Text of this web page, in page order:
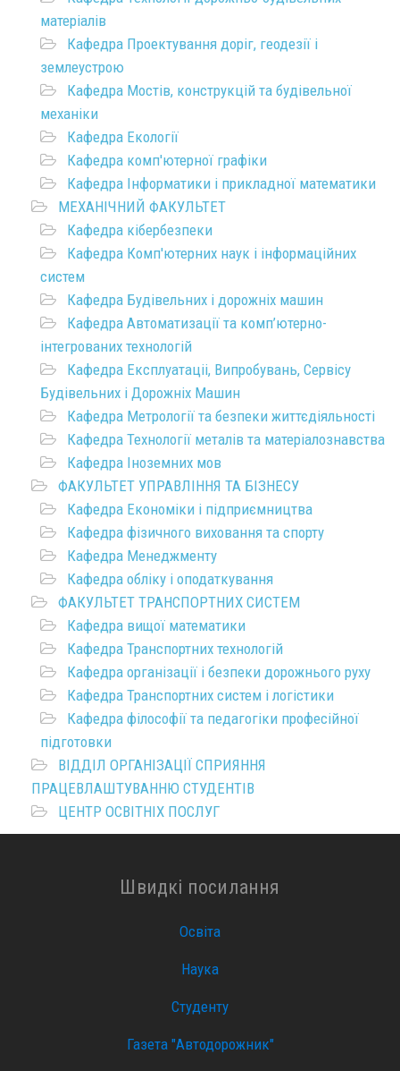
матеріалів
Кафедра Проектування доріг, геодезії і
землеустрою
Кафедра Мостів, конструкцій та будівельної
механіки
Кафедра Екології
Кафедра комп'ютерної графіки
Кафедра Інформатики і прикладної математики
МЕХАНІЧНИЙ ФАКУЛЬТЕТ
Кафедра кібербезпеки
Кафедра Комп'ютерних наук і інформаційних
систем
Кафедра Будівельних і дорожніх машин
Кафедра Автоматизації та комп’ютерно-
інтегрованих технологій
Кафедра Експлуатаціі, Випробувань, Сервісу
Будівельних і Дорожніх Машин
Кафедра Метрології та безпеки життєдіяльності
Кафедра Технології металів та матеріалознавства
Кафедра Іноземних мов
ФАКУЛЬТЕТ УПРАВЛІННЯ ТА БІЗНЕСУ
Кафедра Економіки і підприємництва
Кафедра фізичного виховання та спорту
Кафедра Менеджменту
Кафедра обліку і оподаткування
ФАКУЛЬТЕТ ТРАНСПОРТНИХ СИСТЕМ
Кафедра вищої математики
Кафедра Транспортних технологій
Кафедра організації і безпеки дорожнього руху
Кафедра Транспортних систем і логістики
Кафедра філософії та педагогіки професійної
підготовки
ВІДДІЛ ОРГАНІЗАЦІЇ СПРИЯННЯ
ПРАЦЕВЛАШТУВАННЮ СТУДЕНТІВ
ЦЕНТР ОСВІТНІХ ПОСЛУГ
Швидкі посилання
Освіта
Наука
Студенту
Газета "Автодорожник"